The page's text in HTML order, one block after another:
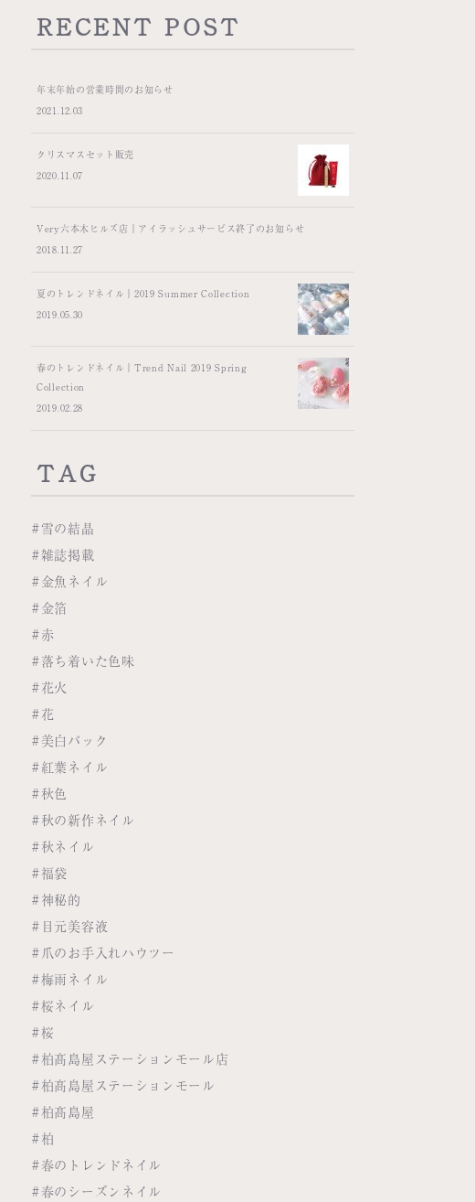
RECENT POST
年末年始の営業時間のお知らせ
2021.12.03
クリスマスセット販売
2020.11.07
Very六本木ヒルズ店｜アイラッシュサービス終了のお知らせ
2018.11.27
夏のトレンドネイル｜2019 Summer Collection
2019.05.30
春のトレンドネイル｜Trend Nail 2019 Spring
Collection
2019.02.28
TAG
#雪の結晶
#雑誌掲載
#金魚ネイル
#金箔
#赤
#落ち着いた色味
#花火
#花
#美白パック
#紅葉ネイル
#秋色
#秋の新作ネイル
#秋ネイル
#福袋
#神秘的
#目元美容液
#爪のお手入れハウツー
#梅雨ネイル
#桜ネイル
#桜
#柏髙島屋ステーションモール店
#柏髙島屋ステーションモール
#柏髙島屋
#柏
#春のトレンドネイル
#春のシーズンネイル